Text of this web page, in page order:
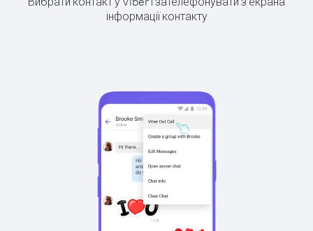
інформації контакту